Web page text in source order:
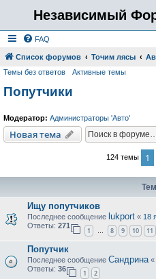
Независимый
FAQ
Список форумов Точим лясы
Темы без ответов Активные темы
Попутчики
Модератор: Администраторы 'Авто'
Новая тема
124 темы 1
Ищу попутчиков
Последнее сообщение lukport « 18
Ответы: 271
1 … 8 9 10 11
Попутчик
Последнее сообщение Сандрина «
Ответы: 36
1 2